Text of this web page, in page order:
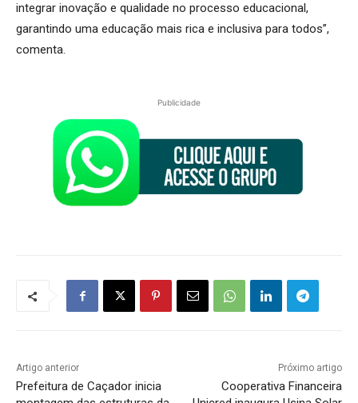
integrar inovação e qualidade no processo educacional,
garantindo uma educação mais rica e inclusiva para todos”,
comenta.
Publicidade
Artigo anterior
Prefeitura de Caçador inicia
Próximo artigo
Cooperativa Financeira